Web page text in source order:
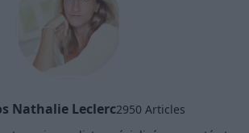
Nathalie Leclerc2950 Articles